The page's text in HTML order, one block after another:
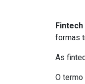
formas
As
O termo